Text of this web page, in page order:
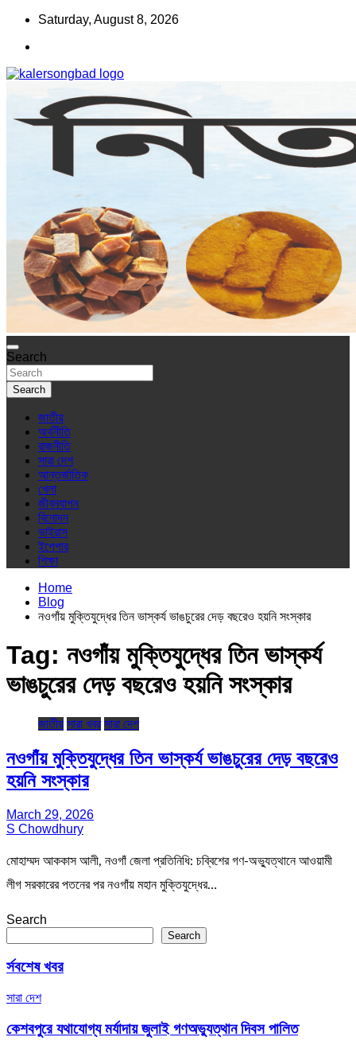
Skip
content
Saturday, August 8, 2026
কালের সংবাদ
www.kalersongbad.com
Search
Search
জাতীয়
অর্থনীতি
রাজনীতি
সারা দেশ
আন্তর্জাতিক
খেলা
জীবনযাপন
বিনোদন
ভাইরাস
ইপেপার
শিক্ষা
Home
Blog
নওগাঁয় মুক্তিযুদ্ধের তিন ভাস্কর্য ভাঙচুরের দেড় বছরেও হয়নি সংস্কার
Tag: নওগাঁয় মুক্তিযুদ্ধের তিন ভাস্কর্য
ভাঙচুরের দেড় বছরেও হয়নি সংস্কার
জাতীয় সারা খবর সারা দেশ
নওগাঁয় মুক্তিযুদ্ধের তিন ভাস্কর্য ভাঙচুরের দেড় বছরেও
হয়নি সংস্কার
March 29, 2026
S Chowdhury
মোহাম্মদ আককাস আলী, নওগাঁ জেলা প্রতিনিধি: চব্বিশের গণ-অভ্যুত্থানে আওয়ামী
লীগ সরকারের পতনের পর নওগাঁয় মহান মুক্তিযুদ্ধের…
Search
Search
র্সবশেষ খবর
সারা দেশ
কেশবপুরে যথাযোগ্য মর্যাদায় জুলাই গণঅভ্যুত্থান দিবস পালিত